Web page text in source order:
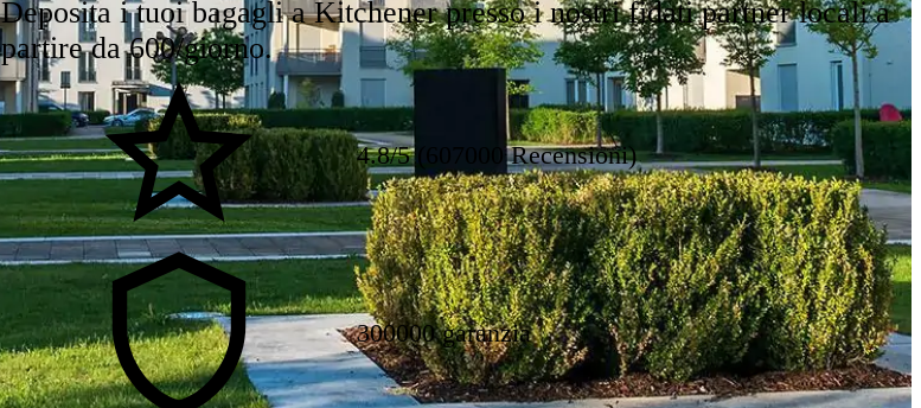
Deposita i tuoi bagagli a Kitchener presso i nostri fidati partner locali a
partire da 600/giorno.
4.8/5 (607000 Recensioni)
300000 garanzia